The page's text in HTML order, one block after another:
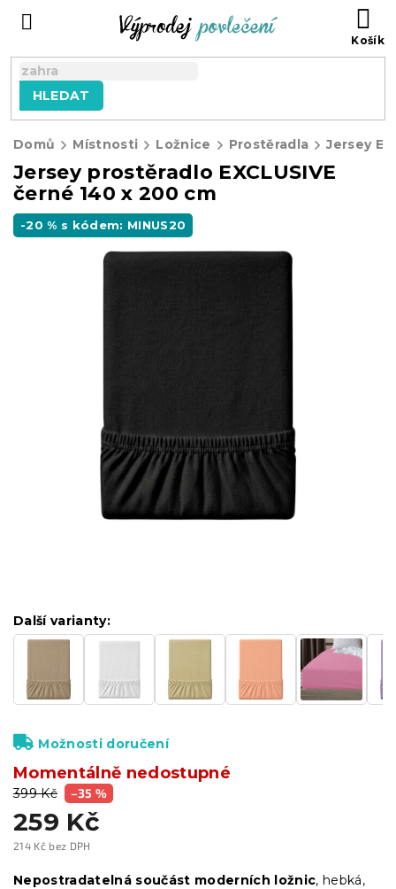
HLEDAT
Domů Místnosti Ložnice Prostěradla Jersey
Jersey prostěradlo EXCLUSIVE
černé 140 x 200 cm
-20 % s kódem: MINUS20
399 Kč –35 %
259 Kč
214 Kč bez DPH
cena:
Momentálně nedostupné
Další varianty:
Možnosti doručení
Nepostradatelná součást moderních ložnic, hebká,